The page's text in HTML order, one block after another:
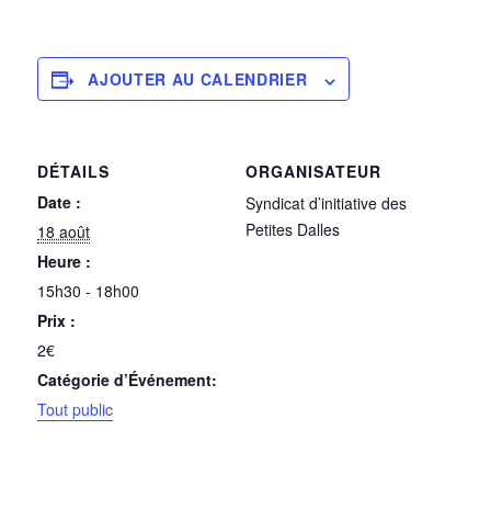
AJOUTER AU CALENDRIER
DÉTAILS
Date :
18 août
Heure :
15h30 - 18h00
Prix :
2€
Catégorie d’Événement:
Tout public
ORGANISATEUR
Syndicat d’initiative des
Petites Dalles